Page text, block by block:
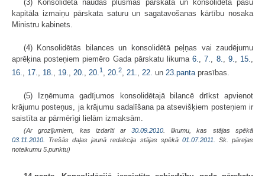
(3) Konsolidētā naudas plūsmas pārskata un konsolidētā pašu
kapitāla izmaiņu pārskata saturu un sagatavošanas kārtību nosaka
Ministru kabinets.
(4) Konsolidētās bilances un konsolidētā peļņas vai zaudējumu
aprēķina posteņiem piemēro Gada pārskatu likuma6. ,7. 8. 9. 15.
16., 17., 18., 19., 20., 20.1 , 20.2, 21., 22. un 23.pantaprasības.
(5) Izņēmuma gadījumos konsolidētajā bilancē drīkst apvienot
krājumu posteņus, ja krājumu sadalīšana pa atsevišķiem posteņiem ir
saistīta ar pārmērīgi lielām izmaksām.
(Ar grozījumiem, kas izdarīti ar30.09.2010 . likumu, kas stājas spēkā
03.11.2010.
Trešās daļas jaunā redakcija stājas spēkā 01.07.2011.
Sk. pārejas
noteikumu 5.punktu)